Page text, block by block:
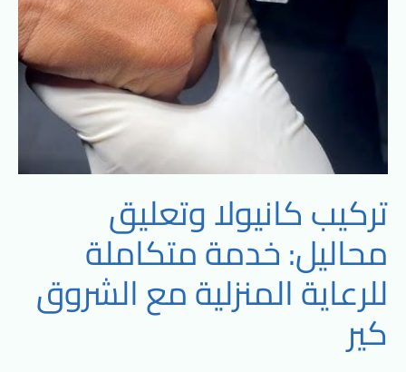
تركيب كانيولا وتعليق
محاليل: خدمة متكاملة
للرعاية المنزلية مع الشروق
كير